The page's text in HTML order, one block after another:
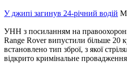
У джипі загинув 24-річний водій
УНН з посиланням на
Range Rover випустили більше 20
встановлено тип зброї, з якої
відкрито кримінальне